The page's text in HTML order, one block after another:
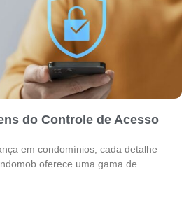
do Controle de Acesso
em condomínios, cada detalhe
oferece uma gama de